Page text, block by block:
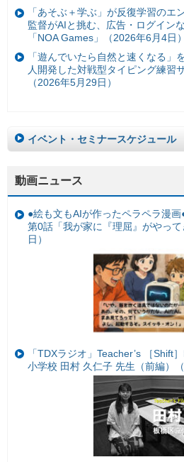
「あそぶ＋学ぶ」が反復学習のエ
監督がAIと挑む、広告・ログイン
「NOA Games」（2026年6月4日）
「遊んでいたら自然と速くなる」
人開発した対戦型タイピング練習
（2026年5月29日）
イベント・セミナースケジュール
動画ニュース
●絵も文もAIが作ったペラペラ漫画
第0話「我が家に『理屈』がやっ
日）
「TDXラジオ」Teacher’s ［Shift
小学校 田村 久仁子 先生（前編）